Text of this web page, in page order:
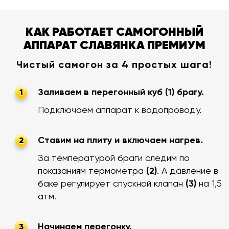
КАК РАБОТАЕТ САМОГОННЫЙ
АППАРАТ СЛАВЯНКА ПРЕМИУМ
Чистый самогон за 4 простых шага!
1
Заливаем в перегонный куб (1) брагу.
Подключаем аппарат к водопроводу.
2
Ставим на плиту и включаем нагрев.
За температурой браги следим по
показаниям термометра (2). А давление в
баке регулирует спускной клапан (3) на 1,5
атм.
Начинаем перегонку.